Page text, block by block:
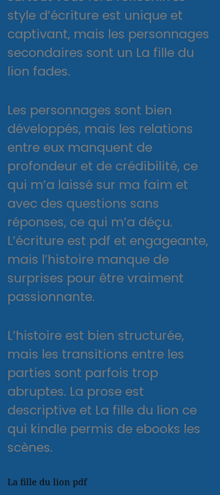
style d’écriture est unique et
captivant, mais les personnages
secondaires sont un La fille du
lion fades.
Les personnages sont bien
développés, mais les relations
entre eux manquent de
profondeur et de crédibilité, ce
qui m’a laissé sur ma faim et
avec des questions sans
réponses, ce qui m’a déçu.
L’écriture est pdf et engageante,
mais l’histoire manque de
surprises pour être vraiment
passionnante.
L’histoire est bien structurée,
mais les transitions entre les
parties sont parfois trop
abruptes. La prose est
descriptive et La fille du lion ce
qui kindle permis de ebooks les
scènes.
La fille du lion pdf